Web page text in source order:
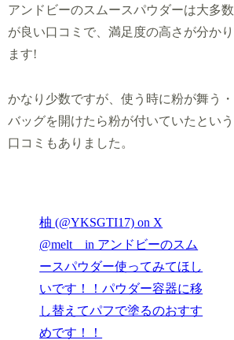
アンドビーのスムースパウダーは大多数
が良い口コミで、満足度の高さが分かり
ます!
かなり少数ですが、使う時に粉が舞う・
バッグを開けたら粉が付いていたという
口コミもありました。
柚 (@YKSGTI17) on X
@melt__in アンドビーのスム
ースパウダー使ってみてほし
いです！！パウダー容器に移
し替えてパフで塗るのおすす
めです！！